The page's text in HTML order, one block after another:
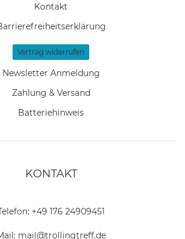
Kontakt
Vertrag widerrufen
Newsletter Anmeldung
Zahlung & Versand
Batteriehinweis
KONTAKT
+49 176 24909451
mail@trollingtreff.de